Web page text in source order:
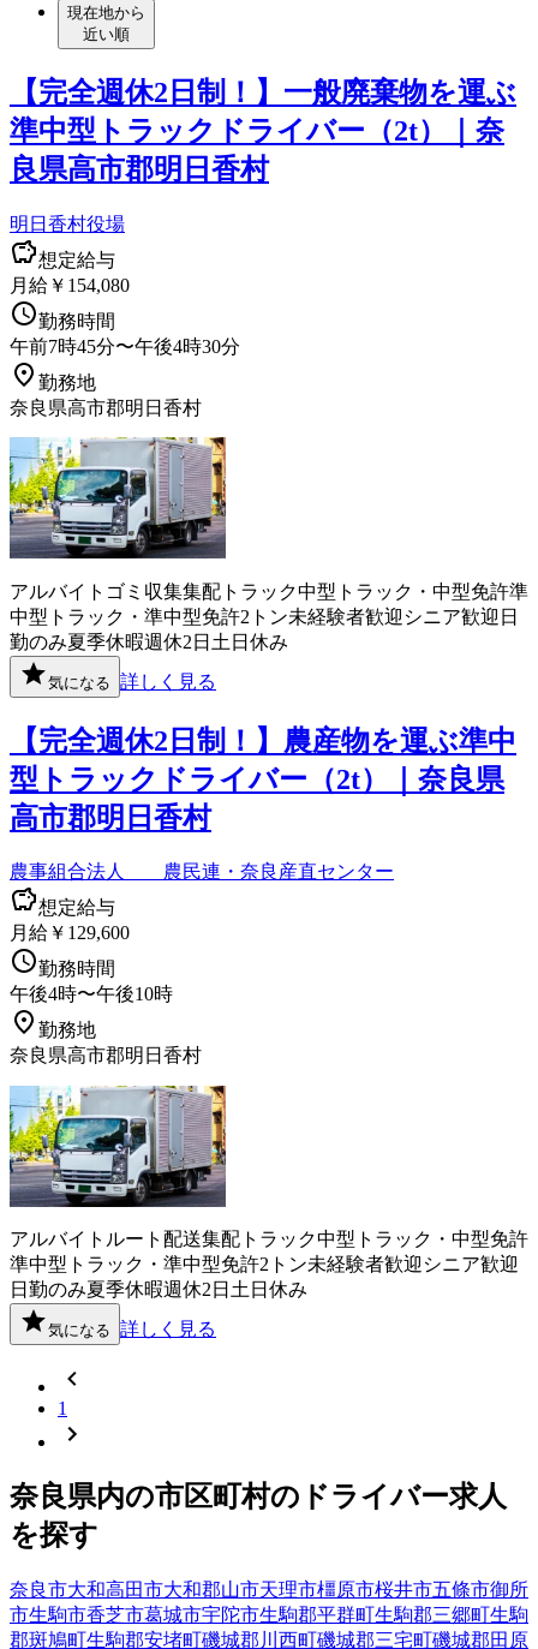
現在地から
近い順
【完全週休2日制！】一般廃棄物を運ぶ
準中型トラックドライバー（2t）｜奈
良県高市郡明日香村
明日香村役場
想定給与
月給￥154,080
勤務時間
午前7時45分〜午後4時30分
勤務地
奈良県高市郡明日香村
アルバイト ゴミ収集集配 トラック中型トラック・中型免許準
中型トラック・準中型免許2トン未経験者歓迎 シニア歓迎 日
勤のみ夏季休暇週休2日 土日休み
気になる 詳しく見る
【完全週休2日制！】農産物を運ぶ準中
型トラックドライバー（2t）｜奈良県
高市郡明日香村
農事組合法人 農民連・奈良産直センター
想定給与
月給￥129,600
勤務時間
午後4時〜午後10時
勤務地
奈良県高市郡明日香村
アルバイト ルート配送集配 トラック中型トラック・中型免許
準中型トラック・準中型免許2トン未経験者歓迎 シニア歓迎
日勤のみ夏季休暇週休2日 土日休み
気になる 詳しく見る
1
奈良県内の市区町村の ドライバー求人
を探す
奈良市大和高田市大和郡山市天理市橿原市桜井市五條市御所
市生駒市香芝市葛城市宇陀市生駒郡平群町生駒郡三郷町生駒
郡斑鳩町生駒郡安堵町磯城郡川西町磯城郡三宅町磯城郡田原